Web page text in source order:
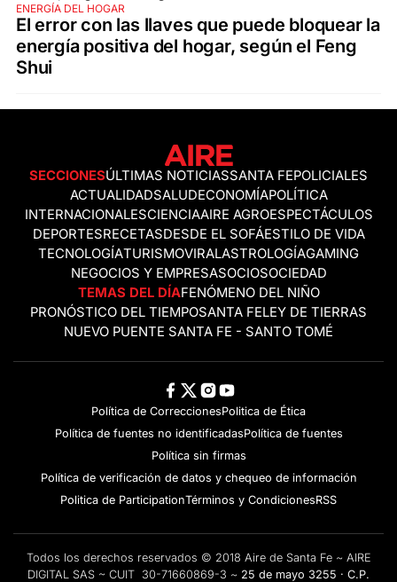
ENERGÍA DEL HOGAR
El error con las llaves que puede bloquear la
energía positiva del hogar, según el Feng
Shui
SECCIONESÚLTIMAS NOTICIASSANTA FEPOLICIALES
ACTUALIDADSALUDECONOMÍAPOLÍTICA
INTERNACIONALESCIENCIAAIRE AGROESPECTÁCULOS
DEPORTESRECETASDESDE EL SOFÁESTILO DE VIDA
TECNOLOGÍATURISMOVIRALASTROLOGÍAGAMING
NEGOCIOS Y EMPRESASOCIOSOCIEDAD
TEMAS DEL DÍAFENÓMENO DEL NIÑO
PRONÓSTICO DEL TIEMPOSANTA FELEY DE TIERRAS
NUEVO PUENTE SANTA FE - SANTO TOMÉ
Política de CorreccionesPolitica de Ética
Política de fuentes no identificadasPolítica de fuentes
Política sin firmas
Política de verificación de datos y chequeo de información
Politica de ParticipationTérminos y CondicionesRSS
Todos los derechos reservados © 2018 Aire de Santa Fe ~ AIRE
DIGITAL SAS ~ CUIT 30-71660869-3 ~ 25 de mayo 3255 · C.P.